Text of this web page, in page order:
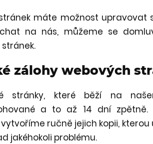
máte možnost upravovat
na nás, můžeme se
zálohy webových
stránky, které běží na
a to až 14 dní zpětně.
ručně jejich kopii, kterou
jakéhokoli problému.